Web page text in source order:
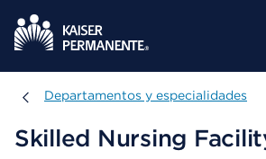
Departamentos y especialidades
Departamentos y especialidades
Skilled Nursing